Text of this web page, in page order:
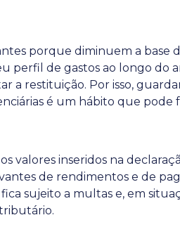
porque diminuem a base
perfil de gastos ao longo do
a restituição. Por isso,
é um hábito que
valores inseridos na
de rendimentos e de
sujeito a multas e, em